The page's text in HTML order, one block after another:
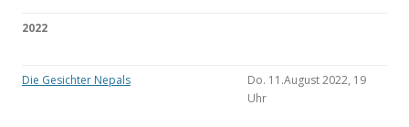
2022
Die Gesichter Nepals
Do. 11.August 2022, 19
Uhr